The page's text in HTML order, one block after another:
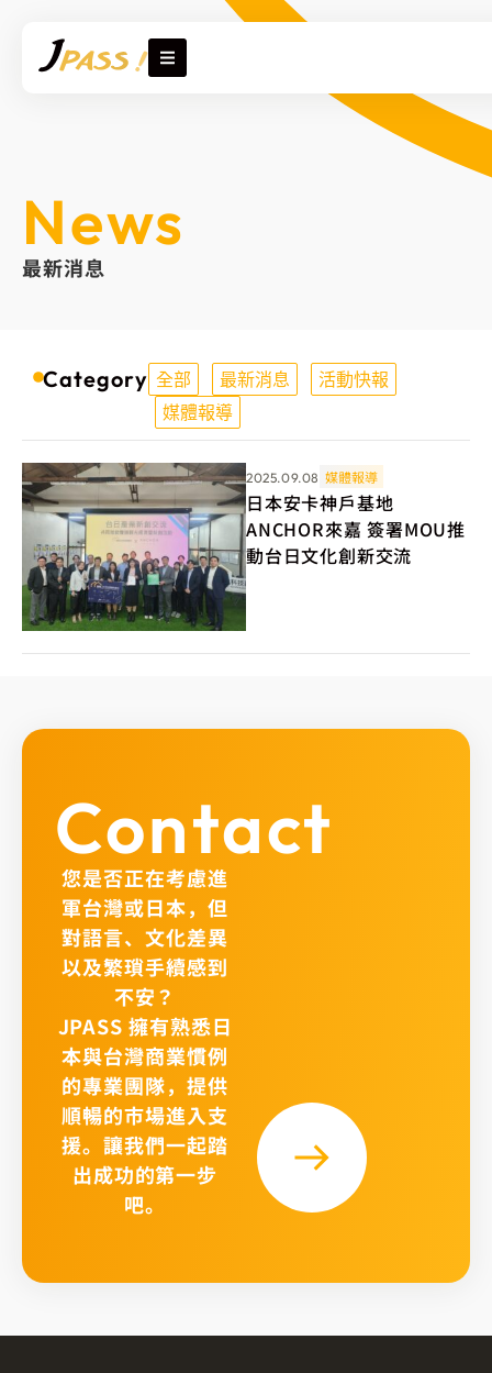
News
最新消息
Category 全部 最新消息
活動快報
媒體報導
2025.09.08 媒體報導
日本安卡神戶基地
ANCHOR來嘉 簽署MOU推
動台日文化創新交流
Contact
您是否正在考慮進
軍台灣或日本，但
對語言、文化差異
以及繁瑣手續感到
不安？
JPASS 擁有熟悉日
本與台灣商業慣例
的專業團隊，提供
順暢的市場進入支
援。讓我們一起踏
出成功的第一步
吧。